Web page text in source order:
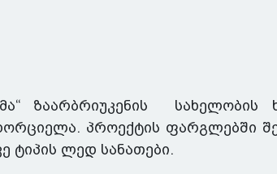
ზაარბრიუკენის სახელობის
პროექტის ფარგლებში
ტიპის ლედ სანათები.